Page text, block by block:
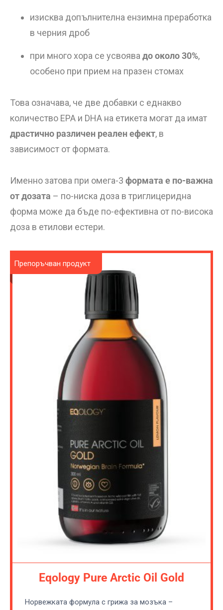
изисква допълнителна ензимна преработка
в черния дроб
при много хора се усвоява до около 30%,
особено при прием на празен стомах
Това означава, че две добавки с еднакво
количество EPA и DHA на етикета могат да имат
драстично различен реален ефект, в
зависимост от формата.
Именно затова при омега-3 формата е по-важна
от дозата – по-ниска доза в триглицеридна
форма може да бъде по-ефективна от по-висока
доза в етилови естери.
Препоръчван продукт
Eqology Pure Arctic Oil Gold
Норвежката формула с грижа за мозъка –